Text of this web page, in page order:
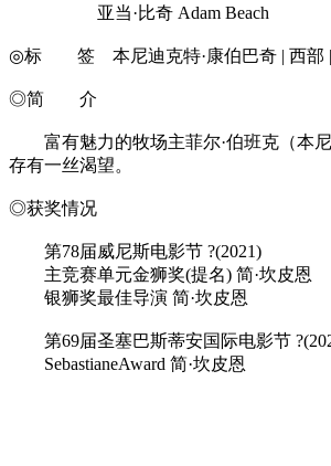
亚当·比奇 Adam Beach
◎标 签 本尼迪克特·康伯巴奇 | 西部 |
◎简 介
富有魅力的牧场主菲尔·伯班克（本尼
存有一丝渴望。
◎获奖情况
第78届威尼斯电影节 ?(2021)
主竞赛单元金狮奖(提名) 简·坎皮恩
银狮奖最佳导演 简·坎皮恩
第69届圣塞巴斯蒂安国际电影节
SebastianeAward 简·坎皮恩